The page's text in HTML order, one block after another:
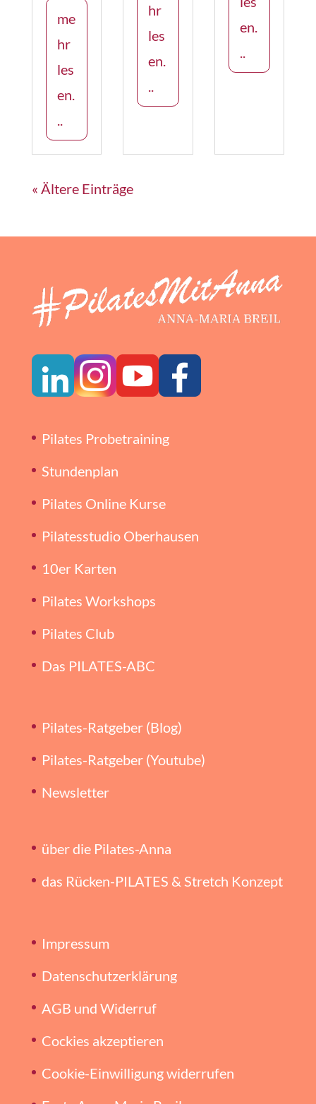
me
hr
les
en.
..
hr
les
en.
..
en.
..
« Ältere Einträge
Pilates Probetraining
Stundenplan
Pilates Online Kurse
Pilatesstudio Oberhausen
10er Karten
Pilates Workshops
Pilates Club
Das PILATES-ABC
Pilates-Ratgeber (Blog)
Pilates-Ratgeber (Youtube)
Newsletter
über die Pilates-Anna
das Rücken-PILATES & Stretch Konzept
Impressum
Datenschutzerklärung
AGB und Widerruf
Cockies akzeptieren
Cookie-Einwilligung widerrufen